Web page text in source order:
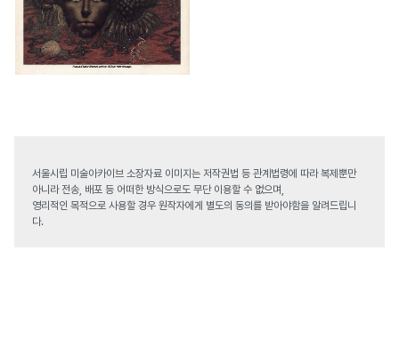
서울시립 미술아카이브 소장자료 이미지는 저작권법 등 관계법령에 따라 복제뿐만
아니라 전송, 배포 등 어떠한 방식으로도 무단 이용할 수 없으며,
영리적인 목적으로 사용할 경우 원작자에게 별도의 동의를 받아야함을 알려드립니
다.